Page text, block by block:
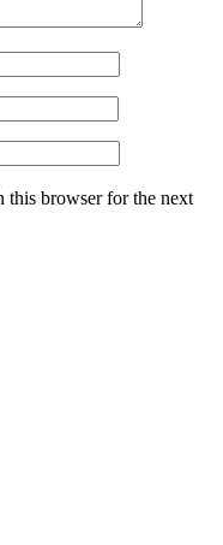
this browser for the next